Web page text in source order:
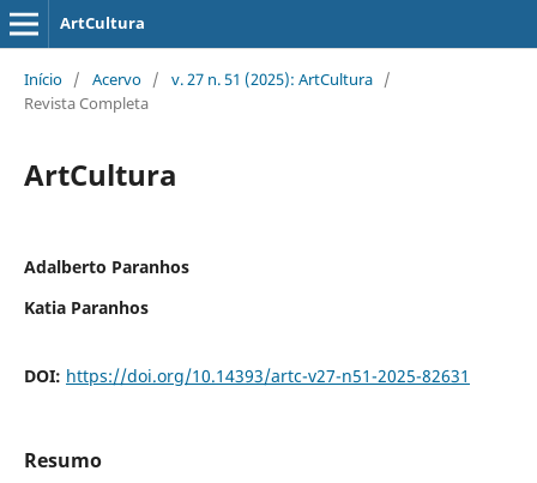
ArtCultura
Início / Acervo / v. 27 n. 51 (2025): ArtCultura /
Revista Completa
ArtCultura
Adalberto Paranhos
Katia Paranhos
DOI: https://doi.org/10.14393/artc-v27-n51-2025-82631
Resumo